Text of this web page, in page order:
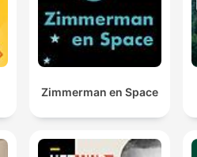
Zimmerman en Space